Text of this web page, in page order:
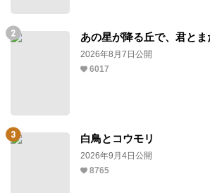
あの星が降る丘で、君とま
2026年8月7日公開
6017
白鳥とコウモリ
2026年9月4日公開
8765